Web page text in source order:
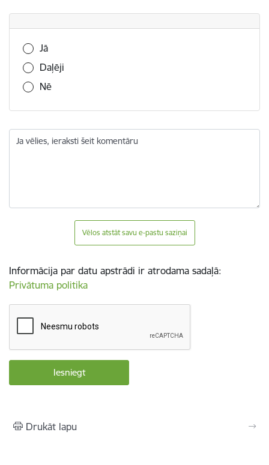
Vai šī informācija bija noderīga?
Jā
Daļēji
Nē
Ja vēlies, ieraksti šeit komentāru
Vēlos atstāt savu e-pastu saziņai
Informācija par datu apstrādi ir atrodama sadaļā:
Privātuma politika
Drukāt lapu